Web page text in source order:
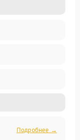
Подробнее →